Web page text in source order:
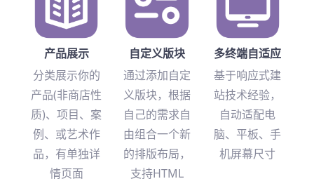
产品展示
分类展示你的
产品(非商店性
质)、项目、案
例、或艺术作
品，有单独详
情页面
自定义版块
通过添加自定
义版块，根据
自己的需求自
由组合一个新
的排版布局，
支持HTML
多终端自适应
基于响应式建
站技术经验，
自动适配电
脑、平板、手
机屏幕尺寸